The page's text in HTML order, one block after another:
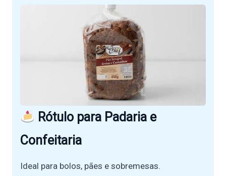
Rótulo para Padaria e
Confeitaria
Ideal para bolos, pães e sobremesas.